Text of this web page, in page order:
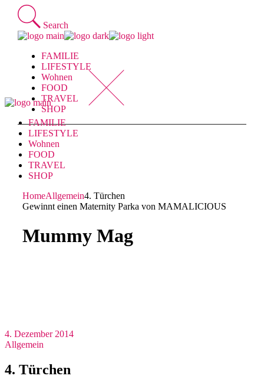
Skip
content
Search
FAMILIE
LIFESTYLE
Wohnen
FOOD
TRAVEL
SHOP
FAMILIE
LIFESTYLE
Wohnen
FOOD
TRAVEL
SHOP
HomeAllgemein4. Türchen
Gewinnt einen Maternity Parka von MAMALICIOUS
Mummy Mag
4. Dezember 2014
Allgemein
4. Türchen